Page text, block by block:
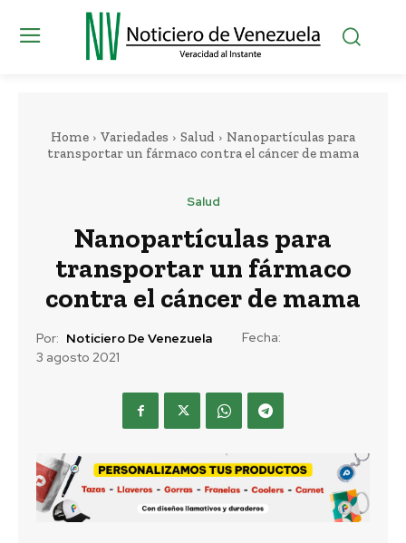
Home Variedades Salud
Nanopartículas para
transportar un fármaco contra el cáncer de mama
Salud
Nanopartículas para
transportar un fármaco
contra el cáncer de mama
Por: Noticiero De Venezuela
Fecha:
3 agosto 2021